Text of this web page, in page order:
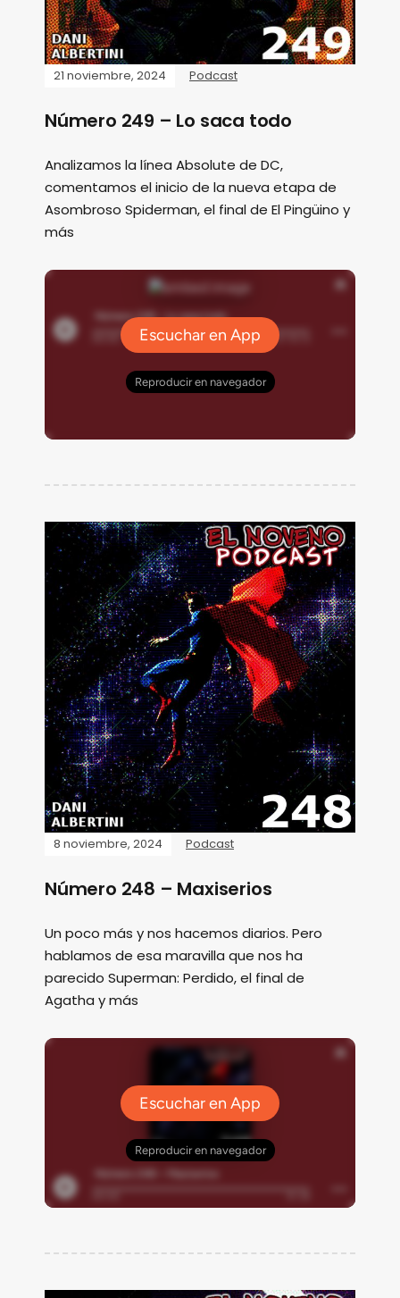
21 noviembre, 2024 Podcast
Número 249 – Lo saca todo
Analizamos la línea Absolute de DC,
comentamos el inicio de la nueva etapa de
Asombroso Spiderman, el final de El Pingüino y
más
8 noviembre, 2024 Podcast
Número 248 – Maxiserios
Un poco más y nos hacemos diarios. Pero
hablamos de esa maravilla que nos ha
parecido Superman: Perdido, el final de
Agatha y más